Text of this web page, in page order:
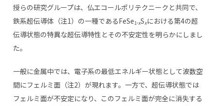
授らの研究グループは、仏エコールポリテクニークと共同で、
鉄系超伝導体（注1）の一種であるFeSe1-xSxにおける第4の超
伝導状態の特異な超伝導特性とその不安定性を明らかにしまし
た。
一般に金属中では、電子系の最低エネルギー状態として波数空
間にフェルミ面（注2）が現れます。一方で、超伝導状態では
フェルミ面が不安定になり、このフェルミ面が完全に消失する